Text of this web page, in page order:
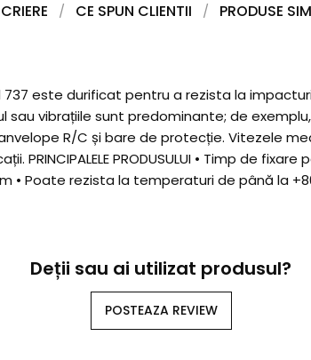
CE SPUN CLIENTII PRODUSE
este durificat pentru a rezista la
vibrațiile sunt predominante; de
R/C și bare de protecție. Vitezele
PRODUSULUI • Timp de
Poate rezista la temperaturi de până la
Deții sau ai utilizat produsul?
POSTEAZA REVIEW